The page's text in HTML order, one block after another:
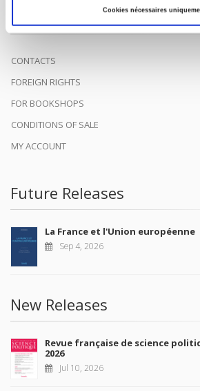
Cookies nécessaires
help public and political debate.continue
CONTACTS
FOREIGN RIGHTS
FOR BOOKSHOPS
CONDITIONS OF SALE
MY ACCOUNT
Future Releases
La France et l'Union européenne
Sep 4, 2026
New Releases
Revue française de science
2026
Jul 10, 2026